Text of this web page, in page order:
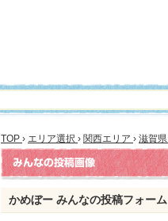
TOP › エリア選択 › 関西エリア › 滋賀県
かめぼー みんなの投稿フォーム